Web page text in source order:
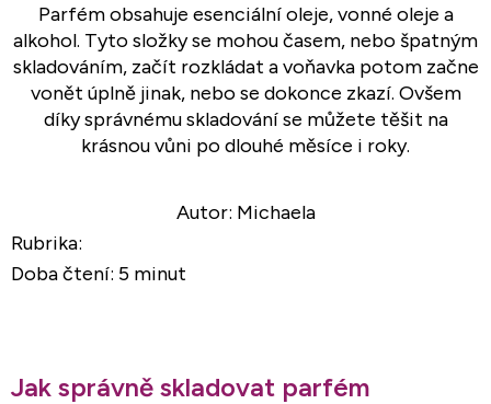
Parfém obsahuje esenciální oleje, vonné oleje a
alkohol. Tyto složky se mohou časem, nebo špatným
skladováním, začít rozkládat a voňavka potom začne
vonět úplně jinak, nebo se dokonce zkazí. Ovšem
díky správnému skladování se můžete těšit na
krásnou vůni po dlouhé měsíce i roky.
Autor: Michaela
Rubrika:
Doba čtení: 5 minut
Jak správně skladovat parfém